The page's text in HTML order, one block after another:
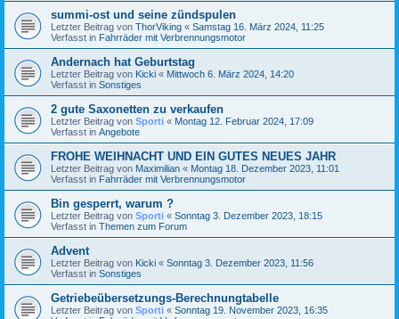
summi-ost und seine zündspulen
Letzter Beitrag von ThorViking « Samstag 16. März 2024, 11:25
Verfasst in Fahrräder mit Verbrennungsmotor
Andernach hat Geburtstag
Letzter Beitrag von Kicki « Mittwoch 6. März 2024, 14:20
Verfasst in Sonstiges
2 gute Saxonetten zu verkaufen
Letzter Beitrag von Sporti « Montag 12. Februar 2024, 17:09
Verfasst in Angebote
FROHE WEIHNACHT UND EIN GUTES NEUES JAHR
Letzter Beitrag von Maximilian « Montag 18. Dezember 2023, 11:01
Verfasst in Fahrräder mit Verbrennungsmotor
Bin gesperrt, warum ?
Letzter Beitrag von Sporti « Sonntag 3. Dezember 2023, 18:15
Verfasst in Themen zum Forum
Advent
Letzter Beitrag von Kicki « Sonntag 3. Dezember 2023, 11:56
Verfasst in Sonstiges
Getriebeübersetzungs-Berechnungtabelle
Letzter Beitrag von Sporti « Sonntag 19. November 2023, 16:35